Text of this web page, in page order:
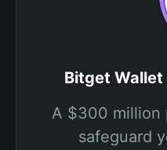
Bitget Wallet
A $300 million
safeguard